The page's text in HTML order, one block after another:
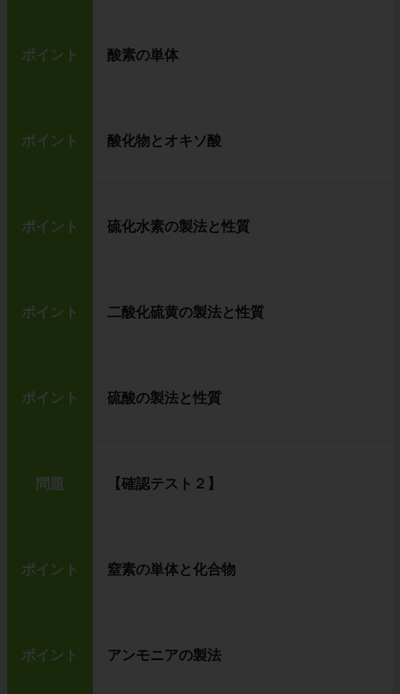
ポイント 酸素の単体
ポイント 酸化物とオキソ酸
ポイント 硫化水素の製法と性質
ポイント 二酸化硫黄の製法と性質
ポイント 硫酸の製法と性質
問題 【確認テスト２】
ポイント 窒素の単体と化合物
ポイント アンモニアの製法